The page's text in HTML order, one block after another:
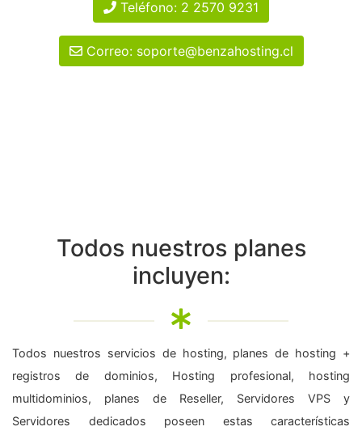
Teléfono: 2 2570 9231
Correo: soporte@benzahosting.cl
Todos nuestros planes
incluyen:
Todos nuestros servicios de hosting, planes de hosting +
registros de dominios, Hosting profesional, hosting
multidominios, planes de Reseller, Servidores VPS y
Servidores dedicados poseen estas características